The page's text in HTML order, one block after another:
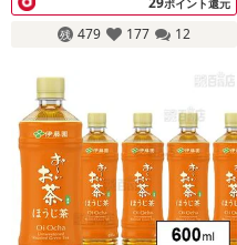
479 177 12